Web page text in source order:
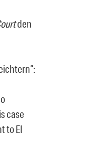
den
case
to El